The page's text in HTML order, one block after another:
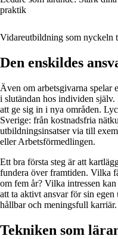
praktik
Vidareutbildning som nyckeln
Den enskildes
Även om arbetsgivarna spelar
i slutändan hos individen
att ge sig in i nya områden.
Sverige: från kostnadsfria
utbildningsinsatser via till
eller Arbetsförmedlingen.
Ett bra första steg är att
fundera över framtiden. Vilka
om fem år? Vilka intressen
att ta aktivt ansvar för sin
hållbar och meningsfull karriär.
Tekniken som